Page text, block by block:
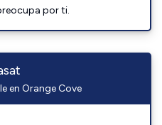
por ti.
en Orange Cove